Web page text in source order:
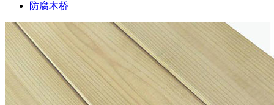
防腐木桥